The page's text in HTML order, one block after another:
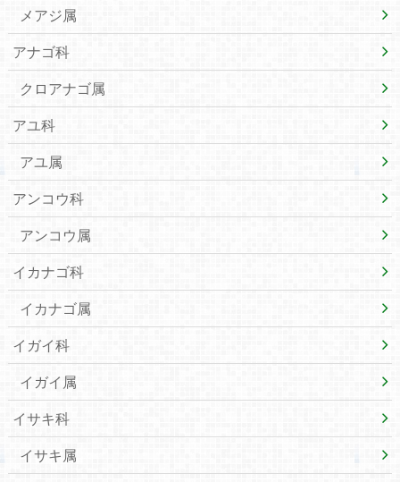
メアジ属
アナゴ科
クロアナゴ属
アユ科
アユ属
アンコウ科
アンコウ属
イカナゴ科
イカナゴ属
イガイ科
イガイ属
イサキ科
イサキ属